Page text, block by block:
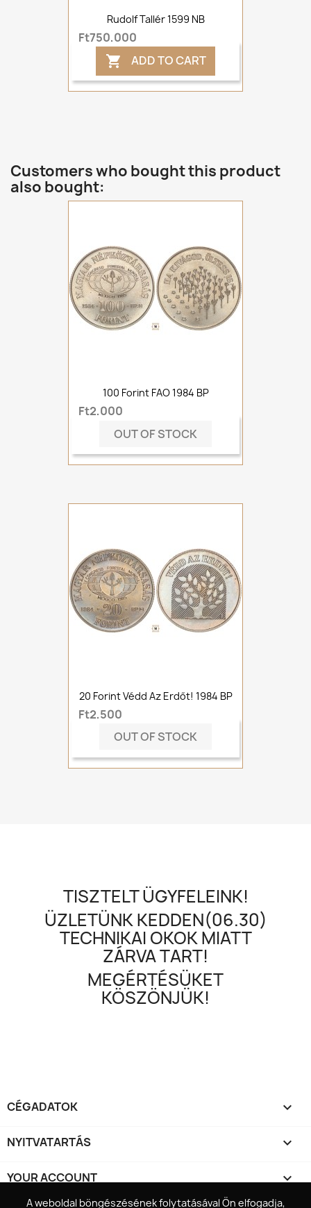
A weboldal böngészésének folytatásával Ön elfogadja,
Rudolf Tallér 1599 NB
Ft750,000
 ADD TO CART
Customers who bought this product
also bought:
100 Forint FAO 1984 BP
Ft2,000
OUT OF STOCK
20 Forint Védd Az Erdőt! 1984 BP
Ft2,500
OUT OF STOCK
TISZTELT ÜGYFELEINK!
ÜZLETÜNK KEDDEN(06.30)
TECHNIKAI OKOK MIATT
ZÁRVA TART!
MEGÉRTÉSÜKET
KÖSZÖNJÜK!
CÉGADATOK 
NYITVATARTÁS 
YOUR ACCOUNT 
A weboldal böngészésének folytatásával Ön elfogadja,